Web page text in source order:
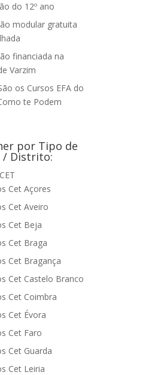
do 12º ano
modular gratuita
financiada na
Varzim
os Cursos EFA do
te Podem
por Tipo de
/ Distrito:
Cet Açores
Cet Aveiro
Cet Beja
Cet Braga
Cet Bragança
Cet Castelo Branco
Cet Coimbra
Cet Évora
Cet Faro
Cet Guarda
Cet Leiria